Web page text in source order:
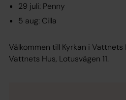
29 juli: Penny
5 aug: Cilla
Välkommen till Kyrkan i
Vattnets Hus, Lotusvägen 11.